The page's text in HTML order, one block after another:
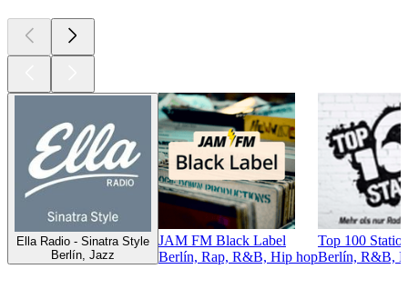
Ella Radio - Sinatra Style
Berlín, Jazz
JAM FM Black Label
Berlín, Rap, R&B, Hip hop
Top 100
Berlín, R&B,